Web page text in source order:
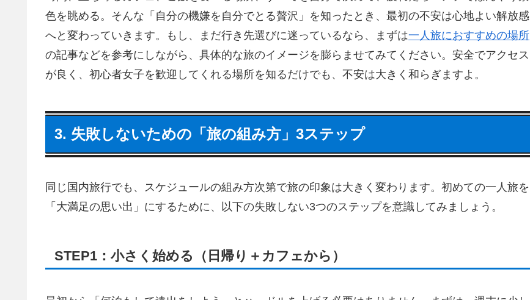
色を眺める。そんな「自分の機嫌を自分でとる贅沢」を知ったとき、最初の不安は心地よい解放感
へと変わっていきます。もし、まだ行き先選びに迷っているなら、まずは一人旅におすすめの場所
の記事などを参考にしながら、具体的な旅のイメージを膨らませてみてください。安全でアクセス
が良く、初心者女子を歓迎してくれる場所を知るだけでも、不安は大きく和らぎますよ。
3. 失敗しないための「旅の組み方」3ステップ
同じ国内旅行でも、スケジュールの組み方次第で旅の印象は大きく変わります。初めての一人旅を
「大満足の思い出」にするために、以下の失敗しない3つのステップを意識してみましょう。
STEP1：小さく始める（日帰り＋カフェから）